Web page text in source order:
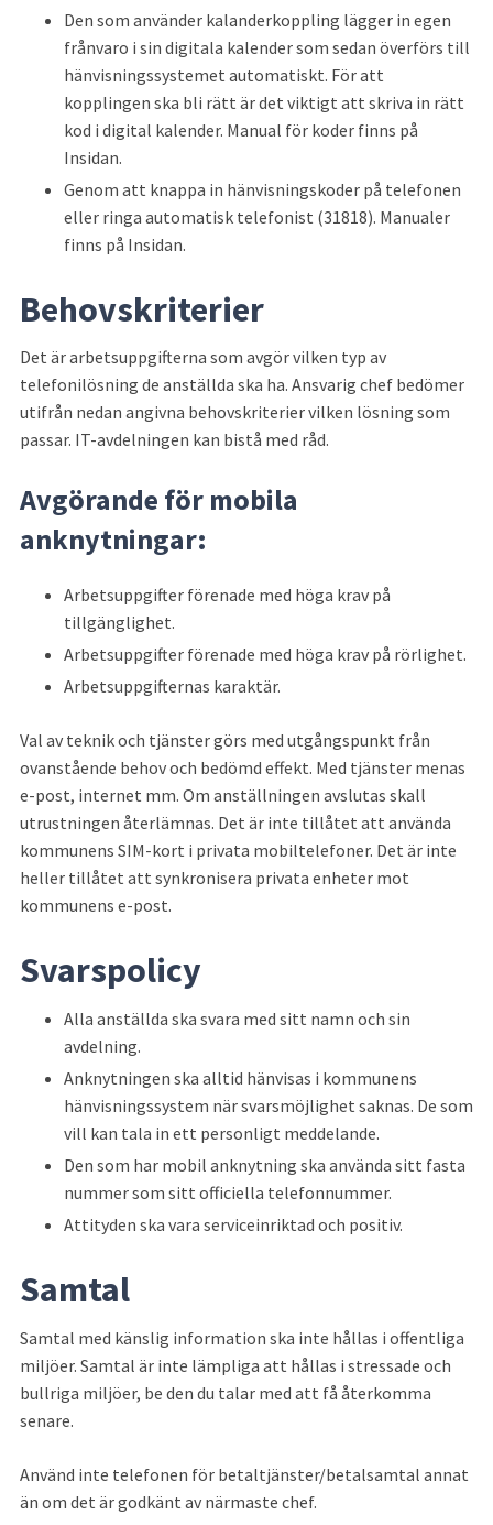
Den som använder kalanderkoppling lägger in egen
frånvaro i sin digitala kalender som sedan överförs till
hänvisningssystemet automatiskt. För att
kopplingen ska bli rätt är det viktigt att skriva in rätt
kod i digital kalender. Manual för koder finns på
Insidan.
Genom att knappa in hänvisningskoder på telefonen
eller ringa automatisk telefonist (31818). Manualer
finns på Insidan.
Behovskriterier
Det är arbetsuppgifterna som avgör vilken typ av
telefonilösning de anställda ska ha. Ansvarig chef bedömer
utifrån nedan angivna behovskriterier vilken lösning som
passar. IT-avdelningen kan bistå med råd.
Avgörande för mobila
anknytningar:
Arbetsuppgifter förenade med höga krav på
tillgänglighet.
Arbetsuppgifter förenade med höga krav på rörlighet.
Arbetsuppgifternas karaktär.
Val av teknik och tjänster görs med utgångspunkt från
ovanstående behov och bedömd effekt. Med tjänster menas
e-post, internet mm. Om anställningen avslutas skall
utrustningen återlämnas. Det är inte tillåtet att använda
kommunens SIM-kort i privata mobiltelefoner. Det är inte
heller tillåtet att synkronisera privata enheter mot
kommunens e-post.
Svarspolicy
Alla anställda ska svara med sitt namn och sin
avdelning.
Anknytningen ska alltid hänvisas i kommunens
hänvisningssystem när svarsmöjlighet saknas. De som
vill kan tala in ett personligt meddelande.
Den som har mobil anknytning ska använda sitt fasta
nummer som sitt officiella telefonnummer.
Attityden ska vara serviceinriktad och positiv.
Samtal
Samtal med känslig information ska inte hållas i offentliga
miljöer. Samtal är inte lämpliga att hållas i stressade och
bullriga miljöer, be den du talar med att få återkomma
senare.
Använd inte telefonen för betaltjänster/betalsamtal annat
än om det är godkänt av närmaste chef.